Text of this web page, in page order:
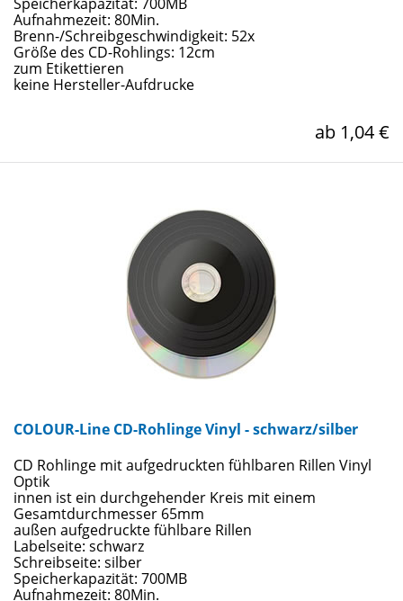
Aufnahmezeit: 80Min.
Brenn-/Schreibgeschwindigkeit: 52x
Größe des CD-Rohlings: 12cm
zum Etikettieren
keine Hersteller-Aufdrucke
ab 1,04 €
COLOUR-Line CD-Rohlinge Vinyl - schwarz/silber
CD Rohlinge mit aufgedruckten fühlbaren Rillen Vinyl
Optik
innen ist ein durchgehender Kreis mit einem
Gesamtdurchmesser 65mm
außen aufgedruckte fühlbare Rillen
Labelseite: schwarz
Schreibseite: silber
Speicherkapazität: 700MB
Aufnahmezeit: 80Min.